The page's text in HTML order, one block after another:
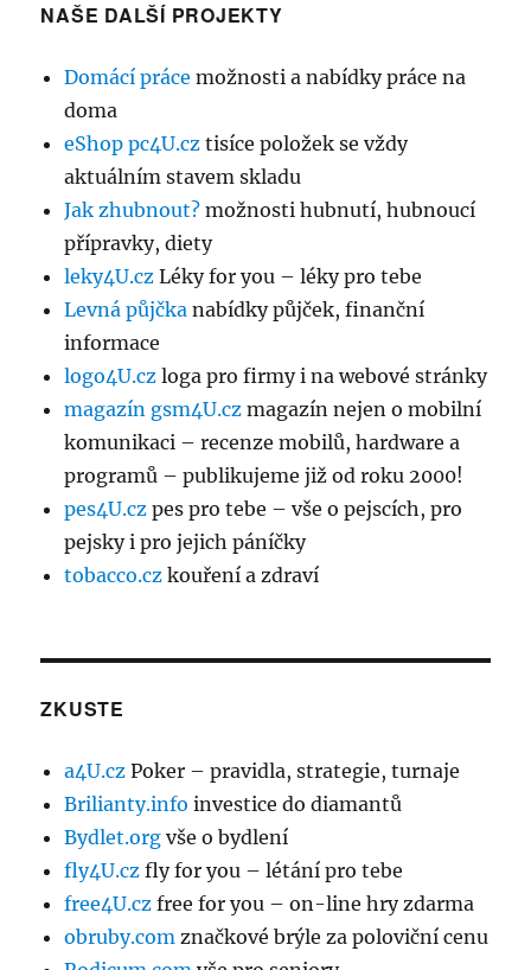
NAŠE DALŠÍ PROJEKTY
Domácí práce možnosti a nabídky práce na
doma
eShop pc4U.cz tisíce položek se vždy
aktuálním stavem skladu
Jak zhubnout? možnosti hubnutí, hubnoucí
přípravky, diety
leky4U.cz Léky for you – léky pro tebe
Levná půjčka nabídky půjček, finanční
informace
logo4U.cz loga pro firmy i na webové stránky
magazín gsm4U.cz magazín nejen o mobilní
komunikaci – recenze mobilů, hardware a
programů – publikujeme již od roku 2000!
pes4U.cz pes pro tebe – vše o pejscích, pro
pejsky i pro jejich páníčky
tobacco.cz kouření a zdraví
ZKUSTE
a4U.cz Poker – pravidla, strategie, turnaje
Brilianty.info investice do diamantů
Bydlet.org vše o bydlení
fly4U.cz fly for you – létání pro tebe
free4U.cz free for you – on-line hry zdarma
obruby.com značkové brýle za poloviční cenu